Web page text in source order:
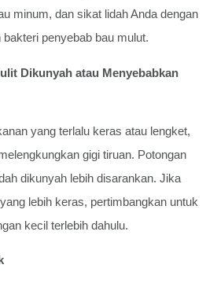
minum, dan sikat lidah Anda dengan
penyebab bau mulut.
Dikunyah atau Menyebabkan
yang terlalu keras atau lengket,
gigi tiruan. Potongan
dikunyah lebih disarankan. Jika
lebih keras, pertimbangkan untuk
kecil terlebih dahulu.